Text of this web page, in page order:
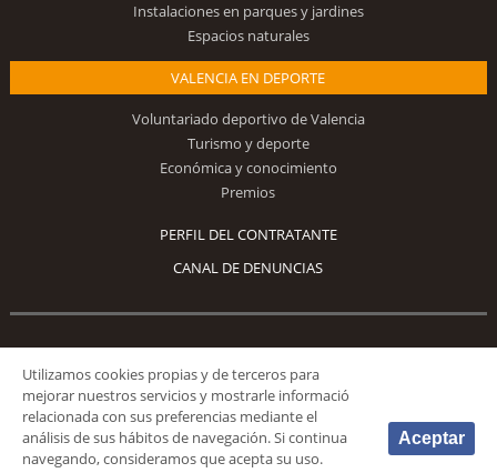
Instalaciones en parques y jardines
Espacios naturales
VALENCIA EN DEPORTE
Voluntariado deportivo de Valencia
Turismo y deporte
Económica y conocimiento
Premios
PERFIL DEL CONTRATANTE
CANAL DE DENUNCIAS
Síguenos
Utilizamos cookies propias y de terceros para
mejorar nuestros servicios y mostrarle informació
relacionada con sus preferencias mediante el
análisis de sus hábitos de navegación. Si continua
navegando, consideramos que acepta su uso.
Aceptar